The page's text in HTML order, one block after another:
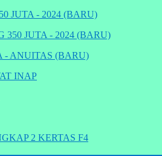
JUTA - 2024 (BARU)
JUTA - 2024 (BARU)
- ANUITAS (BARU)
INAP
2 KERTAS F4